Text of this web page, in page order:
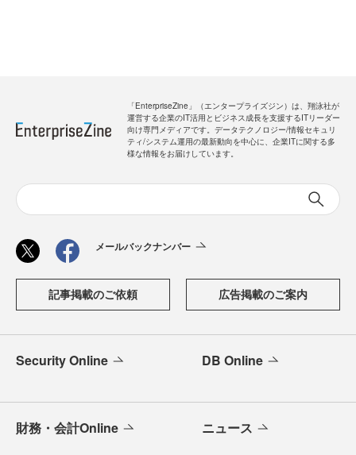
「EnterpriseZine」（エンタープライズジン）は、翔泳社が
運営する企業のIT活用とビジネス成長を支援するITリーダー
向け専門メディアです。データテクノロジー/情報セキュリ
ティ/システム運用の最新動向を中心に、企業ITに関する多
様な情報をお届けしています。
メールバックナンバー
記事掲載のご依頼 広告掲載のご案内
Security Online DB Online
財務・会計Online ニュース